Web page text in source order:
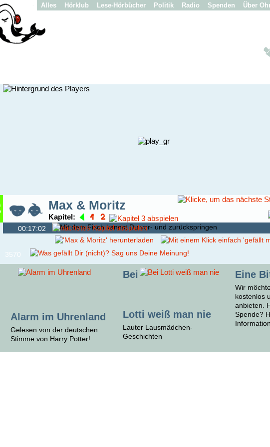
Alles Hörklub Lese-Hörbücher Politik Radio Spenden Über
Max & Moritz
Kapitel:
00:17:02
3570
Alarm im Uhrenland
Gelesen von der deutschen
Stimme von Harry Potter!
Bei
Lotti weiß man nie
Lauter Lausmädchen-
Geschichten
Eine
Wir
kostenlos
anbieten.
Spende?